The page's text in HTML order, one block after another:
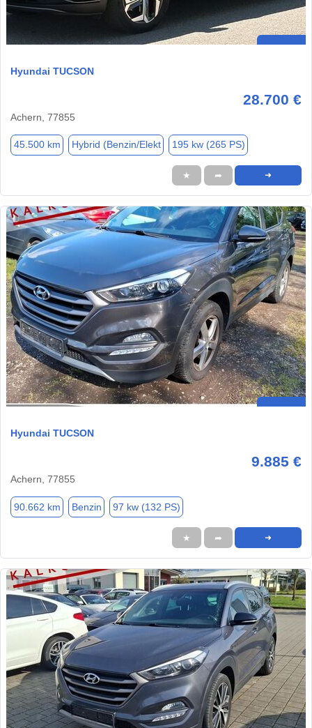
Hyundai TUCSON
28.700 €
Achern, 77855
45.500 km Hybrid (Benzin/Elekt 195 kw (265 PS)
★ ➦ ➜
Hyundai TUCSON
9.885 €
Achern, 77855
90.662 km Benzin 97 kw (132 PS)
★ ➦ ➜